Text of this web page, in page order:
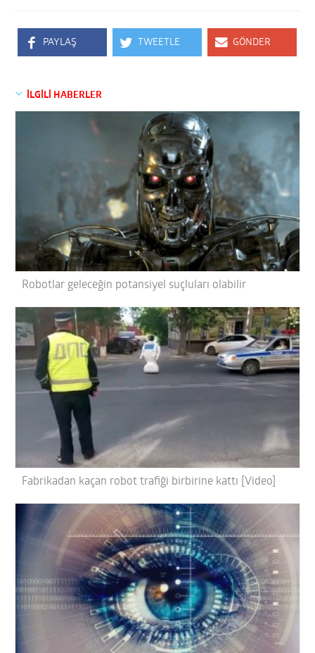
PAYLAŞ TWEETLE GÖNDER
İLGİLİ HABERLER
Robotlar geleceğin potansiyel suçluları olabilir
Fabrikadan kaçan robot trafiği birbirine kattı [Video]